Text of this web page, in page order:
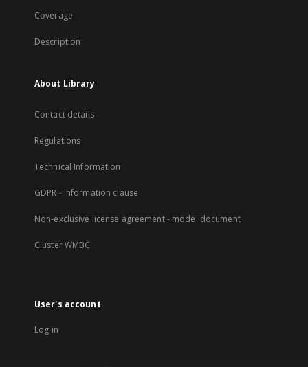
Coverage
Description
About Library
Contact details
Regulations
Technical Information
GDPR - Information clause
Non-exclusive license agreement - model document
Cluster WMBC
User's account
Log in